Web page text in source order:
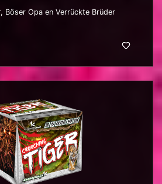
Böser Opa en Verrückte Brüder